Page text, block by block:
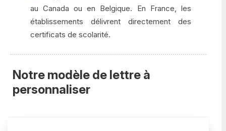
au Canada ou en Belgique. En France, les
établissements délivrent directement des
certificats de scolarité.
Notre modèle de lettre à
personnaliser